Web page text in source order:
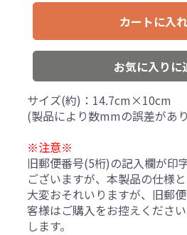
カートに入
お気に入りに
サイズ(約)：14.7cm×10cm
(製品により数mmの誤差があ
※注意※
旧郵便番号(5桁)の記入欄が印
ございますが、本製品の仕様と
大変おそれいりますが、旧郵
客様はご購入をお控えくださ
します。